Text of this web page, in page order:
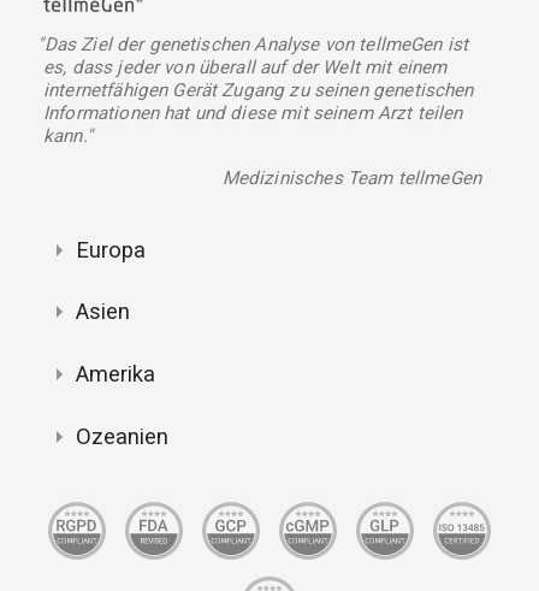
"Das Ziel der genetischen Analyse von tellmeGen ist
es, dass jeder von überall auf der Welt mit einem
internetfähigen Gerät Zugang zu seinen genetischen
Informationen hat und diese mit seinem Arzt teilen
kann."
Medizinisches Team tellmeGen
Europa
Asien
Amerika
Ozeanien